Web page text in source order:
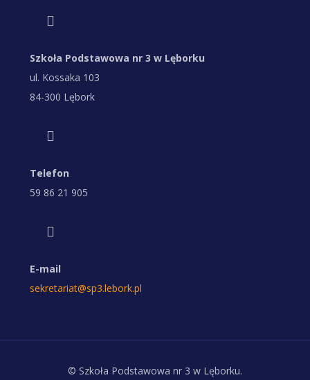
Szkoła Podstawowa nr 3 w Lęborku
ul. Kossaka 103
84-300 Lębork
Telefon
59 86 21 905
E-mail
sekretariat@sp3.lebork.pl
© Szkoła Podstawowa nr 3 w Lęborku.